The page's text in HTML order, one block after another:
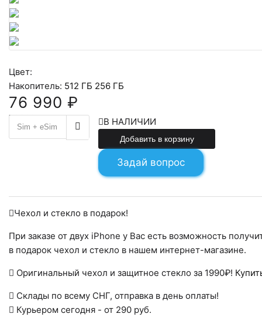
Цвет:
Накопитель: 512 ГБ 256 ГБ
76 990 ₽
76990 В НАЛИЧИИ
Добавить в корзину
Задай вопрос
Чехол и стекло в подарок!
При заказе от двух iPhone у Вас есть возможность
в подарок чехол и стекло в нашем интернет-магазине.
Оригинальный чехол и защитное стекло за 1990₽!
Склады по всему СНГ, отправка в день оплаты!
Курьером сегодня - от 290 руб.